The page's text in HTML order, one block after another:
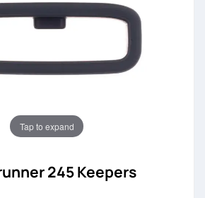
Tap to expand
245 Keepers